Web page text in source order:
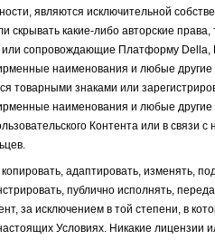
являются исключительной
скрывать какие-либо авторские
сопровождающие Платформу Della,
наименования и любые
товарными знаками или
наименования и любые
Контента или в связи
адаптировать, изменять,
публично исполнять,
за исключением в той степени, в
Условиях. Никакие